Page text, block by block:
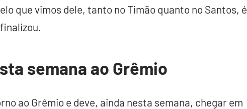
que vimos dele, tanto no Timão quanto no Santos, é
semana ao Grêmio
ao Grêmio e deve, ainda nesta semana, chegar em